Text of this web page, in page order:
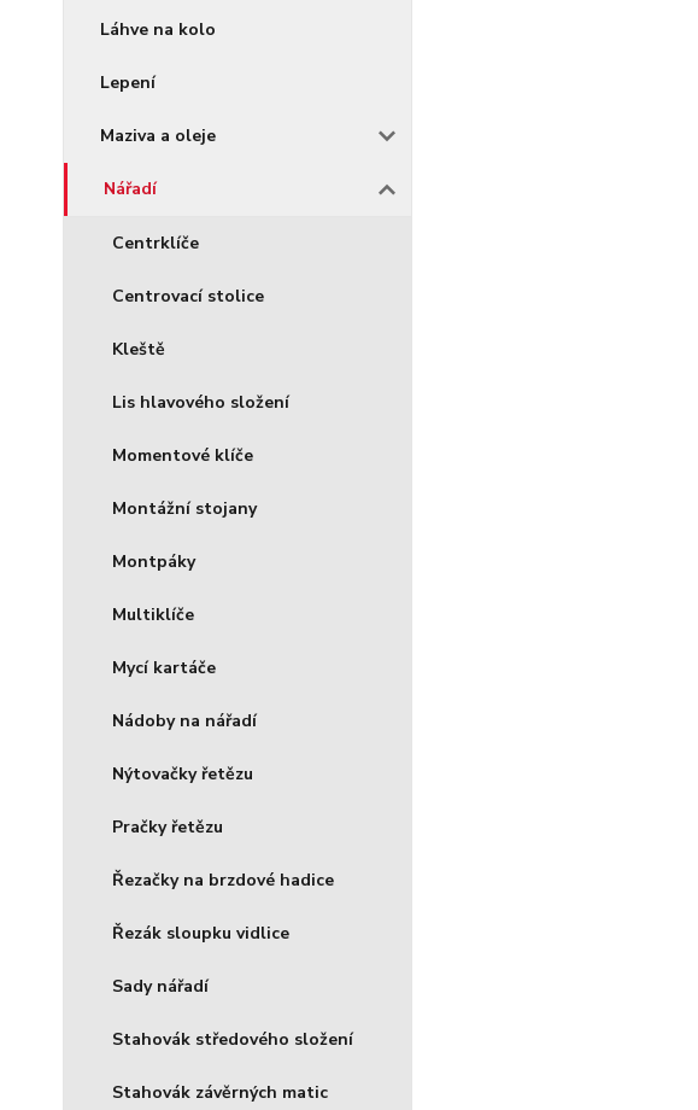
Láhve na kolo
Lepení
Maziva a oleje
Nářadí
Centrklíče
Centrovací stolice
Kleště
Lis hlavového složení
Momentové klíče
Montážní stojany
Montpáky
Multiklíče
Mycí kartáče
Nádoby na nářadí
Nýtovačky řetězu
Pračky řetězu
Řezačky na brzdové hadice
Řezák sloupku vidlice
Sady nářadí
Stahovák středového složení
Stahovák závěrných matic